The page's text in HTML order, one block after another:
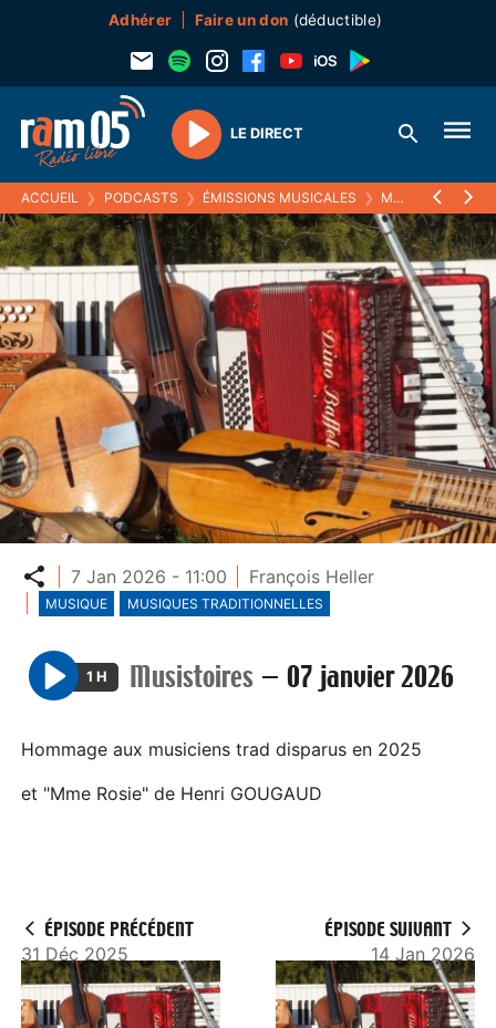
Adhérer Faire un don (déductible)
Play
LE DIRECT
ACCUEIL ❯ PODCASTS ❯ ÉMISSIONS MUSICALES ❯ MUSISTOIRES
Partager
7 Jan 2026 - 11:00 François Heller
MUSIQUE MUSIQUES TRADITIONNELLES
P
a
y
1 H Musistoires — 07 janvier 2026
Hommage aux musiciens trad disparus en 2025
et "Mme Rosie" de Henri GOUGAUD
ÉPISODE PRÉCÉDENT
31 Déc 2025
ÉPISODE SUIVANT
14 Jan 2026